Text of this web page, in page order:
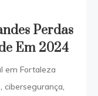
Perdas
Em 2024
em Fortaleza
, cibersegurança,